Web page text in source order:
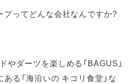
プってどんな会社なんですか?
やダーツを楽しめる「BAGUS」
ある「海沿いの キコリ食堂」な